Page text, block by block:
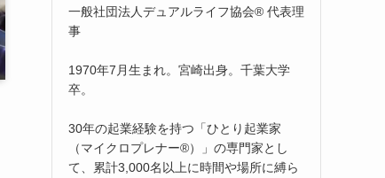
一般社団法人デュアルライフ協会® 代表理
事
1970年7月生まれ。宮崎出身。千葉大学
卒。
30年の起業経験を持つ「ひとり起業家
（マイクロプレナー®）」の専門家とし
て、累計3,000名以上に時間や場所に縛ら